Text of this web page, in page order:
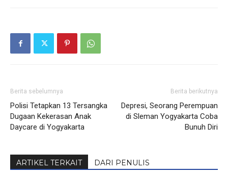
Berita sebelumnya
Polisi Tetapkan 13 Tersangka
Dugaan Kekerasan Anak
Daycare di Yogyakarta
Berita berikutnya
Depresi, Seorang Perempuan
di Sleman Yogyakarta Coba
Bunuh Diri
ARTIKEL TERKAIT DARI PENULIS